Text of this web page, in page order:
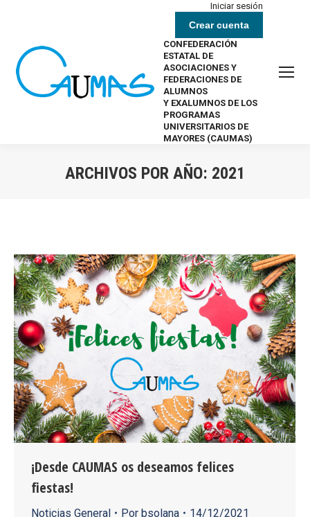
Iniciar sesión
Crear cuenta
CONFEDERACIÓN
ESTATAL DE
ASOCIACIONES Y
FEDERACIONES DE
ALUMNOS
Y EXALUMNOS DE LOS
PROGRAMAS
UNIVERSITARIOS DE
MAYORES (CAUMAS)
ARCHIVOS POR AÑO: 2021
¡Desde CAUMAS os deseamos felices
fiestas!
Noticias General Por bsolana 14/12/2021